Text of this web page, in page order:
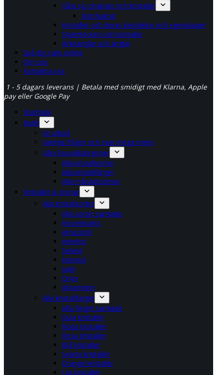
Våra sju chakran och kristaller
Rotchakrat
Kristaller och deras betydelse och egenskaper
Stjärntecken och kristaller
Ärkeänglar och änglar
Spå dig själv online
Om oss
Kontakta oss
1 - 5 dagars leverans | Betala med smidigt med Klarna, Apple
pay eller Google Pay
Startsida
Butik
Se utbud
Vanliga frågor och svar mega meny
Våra huvudkategorier
Alla kristallsorter
Alla kristallfärger
Alla månadsstenar
Kristaller & stenar
Alla kristallsorter
Alla sorter samlade
Rosenkvarts
Amazonit
Ametist
Selenit
Karneol
Jade
Onyx
Akvamarin
Alla kristallfärger
Alla färger samlade
Gula kristaller
Röda kristaller
Rosa kristaller
Blå kristaller
Svarta kristaller
Orange kristaller
Lila kristaller